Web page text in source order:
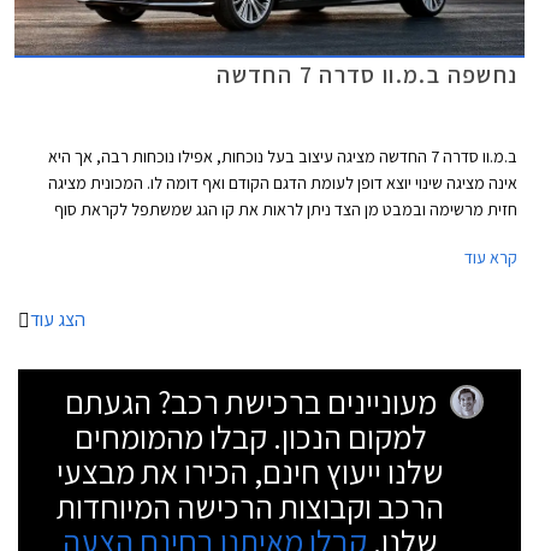
נחשפה ב.מ.וו סדרה 7 החדשה
ב.מ.וו סדרה 7 החדשה מציגה עיצוב בעל נוכחות, אפילו נוכחות רבה, אך היא
אינה מציגה שינוי יוצא דופן לעומת הדגם הקודם ואף דומה לו. המכונית מציגה
חזית מרשימה ובמבט מן הצד ניתן לראות את קו הגג שמשתפל לקראת סוף
פס כרום שמשתלב בפנסים וארבע פתחי מפלט שמוסיפים למראה הדינאמי של
קרא עוד
הצג עוד
מעוניינים ברכישת רכב? הגעתם
למקום הנכון. קבלו מהמומחים
שלנו ייעוץ חינם, הכירו את מבצעי
הרכב וקבוצות הרכישה המיוחדות
שלנו. קבלו מאיתנו בחינם הצעה